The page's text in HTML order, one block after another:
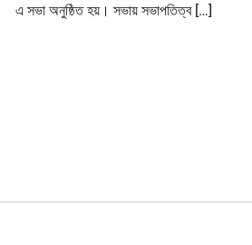
এ সভা অনুষ্ঠিত হয়। সভায় সভাপতিত্ব […]